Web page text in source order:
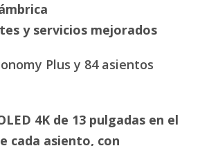
y servicios mejorados
Plus y 84 asientos
4K de 13 pulgadas en el
cada asiento, con